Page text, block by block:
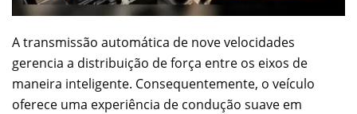
A transmissão automática de nove velocidades
gerencia a distribuição de força entre os eixos de
maneira inteligente. Consequentemente, o veículo
oferece uma experiência de condução suave em